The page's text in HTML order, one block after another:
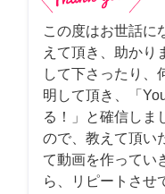
この度はお世話に
えて頂き、助かり
して下さったり、
明して頂き、「
る！」と確信しま
ので、教えて頂い
て動画を作ってい
ら、リピートさせ